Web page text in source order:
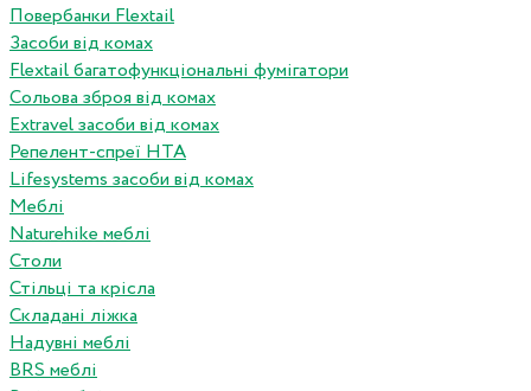
Повербанки Flextail
Засоби від комах
Flextail багатофункціональні фумігатори
Сольова зброя від комах
Extravel засоби від комах
Репелент-спреї HTA
Lifesystems засоби від комах
Меблі
Naturehike меблі
Столи
Стільці та крісла
Складані ліжка
Надувні меблі
BRS меблі